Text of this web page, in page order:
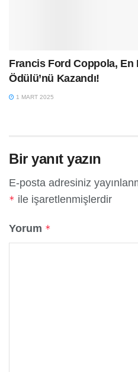
​Francis Ford Coppola, En
Ödülü’nü Kazandı​!
1 MART 2025
Bir yanıt yazın
E-posta adresiniz
* ile işaretlenmişlerdir
Yorum *